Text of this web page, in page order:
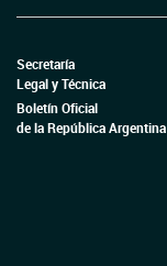
Secretaría
Legal y Técnica
Boletín Oficial
de la República Argentina